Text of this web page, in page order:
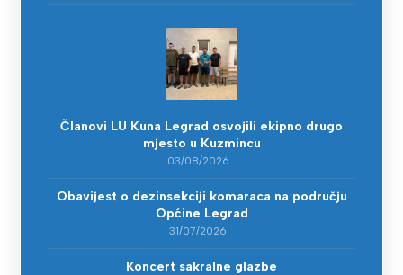
Članovi LU Kuna Legrad osvojili ekipno drugo
mjesto u Kuzmincu
03/08/2026
Obavijest o dezinsekciji komaraca na području
Općine Legrad
31/07/2026
Koncert sakralne glazbe